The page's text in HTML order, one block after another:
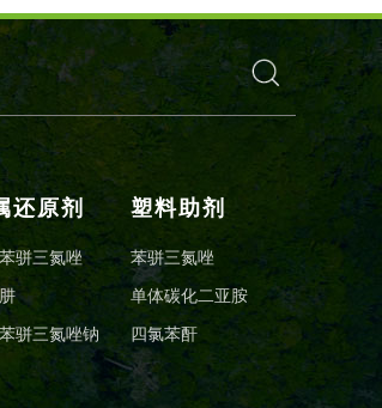
还原剂
骈三氮唑
骈三氮唑钠
塑料助剂
苯骈三氮唑
单体碳化二亚胺
四氯苯酐